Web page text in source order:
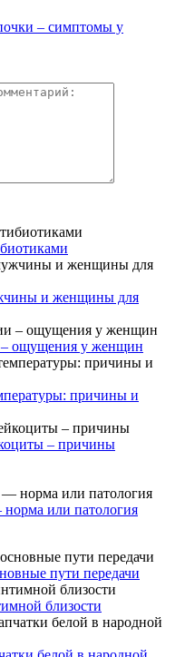
– симптомы у
и женщины для
– ощущения у женщин
причины и
– причины
или патология
пути передачи
близости